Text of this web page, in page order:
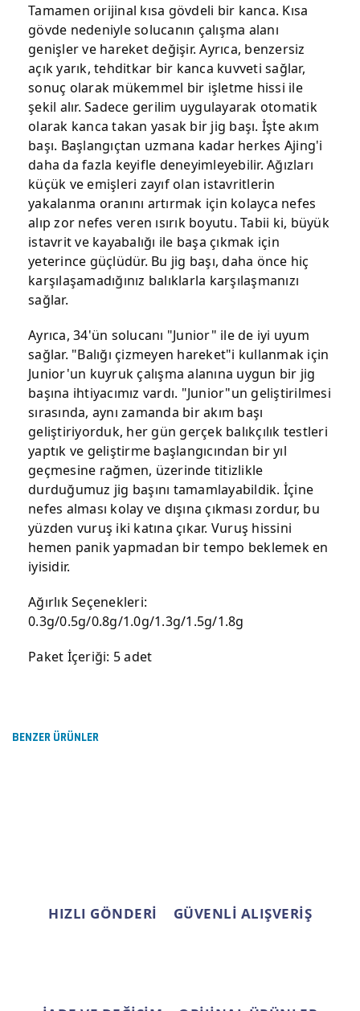
Tamamen orijinal kısa gövdeli bir kanca. Kısa
gövde nedeniyle solucanın çalışma alanı
genişler ve hareket değişir. Ayrıca, benzersiz
açık yarık, tehditkar bir kanca kuvveti sağlar,
sonuç olarak mükemmel bir işletme hissi ile
şekil alır. Sadece gerilim uygulayarak otomatik
olarak kanca takan yasak bir jig başı. İşte akım
başı. Başlangıçtan uzmana kadar herkes Ajing'i
daha da fazla keyifle deneyimleyebilir. Ağızları
küçük ve emişleri zayıf olan istavritlerin
yakalanma oranını artırmak için kolayca nefes
alıp zor nefes veren ısırık boyutu. Tabii ki, büyük
istavrit ve kayabalığı ile başa çıkmak için
yeterince güçlüdür. Bu jig başı, daha önce hiç
karşılaşamadığınız balıklarla karşılaşmanızı
sağlar.
Ayrıca, 34'ün solucanı "Junior" ile de iyi uyum
sağlar. "Balığı çizmeyen hareket"i kullanmak için
Junior'un kuyruk çalışma alanına uygun bir jig
başına ihtiyacımız vardı. "Junior"un geliştirilmesi
sırasında, aynı zamanda bir akım başı
geliştiriyorduk, her gün gerçek balıkçılık testleri
yaptık ve geliştirme başlangıcından bir yıl
geçmesine rağmen, üzerinde titizlikle
durduğumuz jig başını tamamlayabildik. İçine
nefes alması kolay ve dışına çıkması zordur, bu
yüzden vuruş iki katına çıkar. Vuruş hissini
hemen panik yapmadan bir tempo beklemek en
iyisidir.
Ağırlık Seçenekleri:
0.3g/0.5g/0.8g/1.0g/1.3g/1.5g/1.8g
Paket İçeriği: 5 adet
Görüş ve önerileriniz için teşekkür ederiz.
BENZER ÜRÜNLER
HIZLI GÖNDERİ GÜVENLİ ALIŞVERİŞ